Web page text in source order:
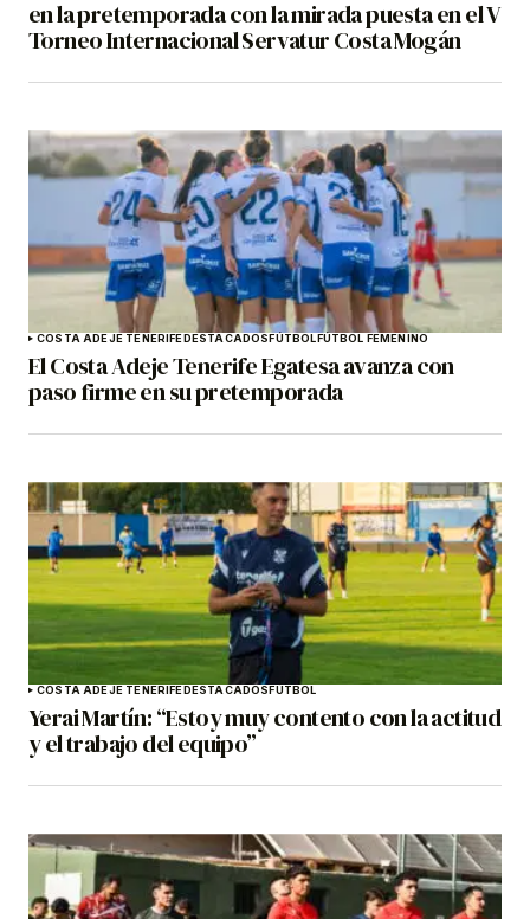
en la pretemporada con la mirada puesta en el V
Torneo Internacional Servatur Costa Mogán
COSTA ADEJE TENERIFEDESTACADOSFÚTBOLFÚTBOL FEMENINO
El Costa Adeje Tenerife Egatesa avanza con
paso firme en su pretemporada
COSTA ADEJE TENERIFEDESTACADOSFÚTBOL
Yerai Martín: “Estoy muy contento con la actitud
y el trabajo del equipo”